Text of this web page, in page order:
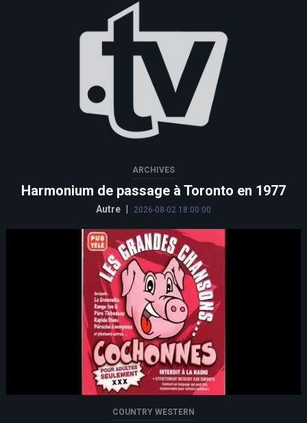
ARCHIVES
Harmonium de passage à Toronto en 1977
Autre 2026-08-02 18:00:00
COUNTRY WESTERN